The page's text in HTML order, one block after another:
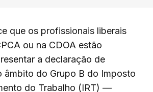
que os profissionais liberais
ou na CDOA estão
a declaração de
âmbito do Grupo B do Imposto
do Trabalho (IRT) —